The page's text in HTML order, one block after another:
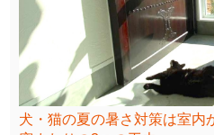
犬・猫の夏の暑さ対策は室内